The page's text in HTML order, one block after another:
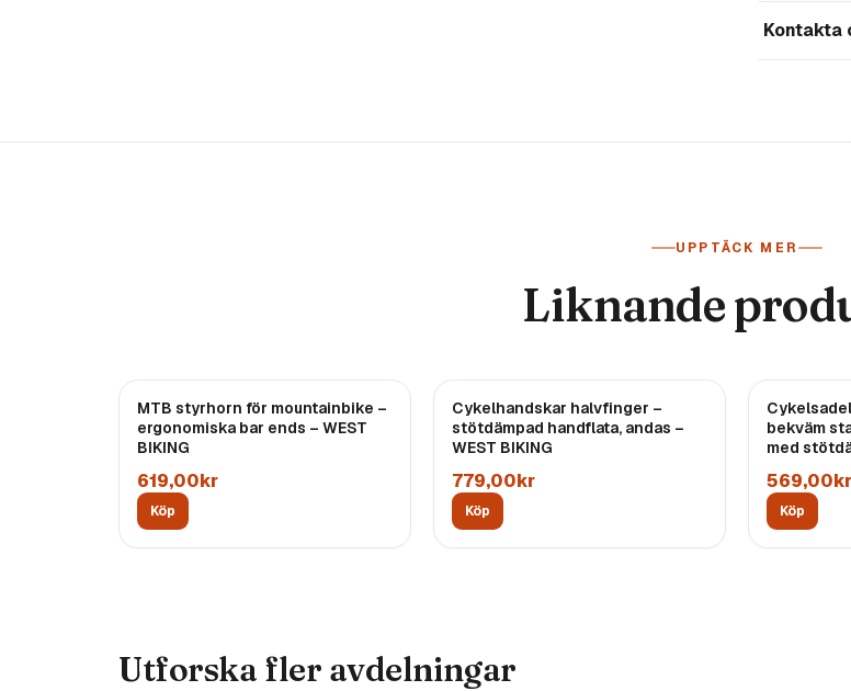
Kontakta
UPPTÄCK MER
Liknande
MTB styrhorn för mountainbike –
ergonomiska bar ends – WEST
BIKING
619,00kr
Köp
Cykelhandskar halvfinger –
stötdämpad handflata, andas –
WEST BIKING
779,00kr
Köp
Endast4
Cykelsadel
bekväm
med
569,00kr
Köp
Utforska fler avdelningar